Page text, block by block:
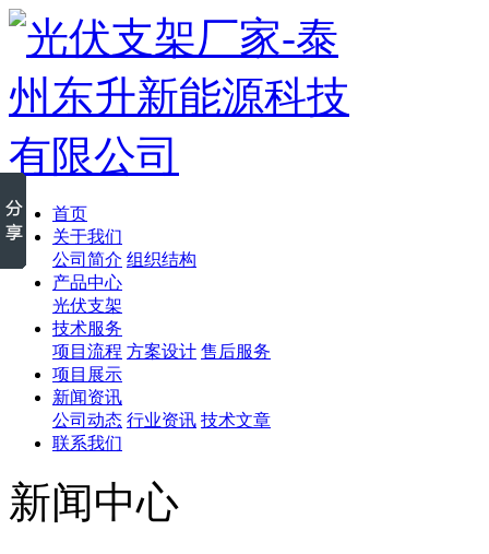
首页
关于我们
公司简介 组织结构
产品中心
光伏支架
技术服务
项目流程 方案设计 售后服务
项目展示
新闻资讯
公司动态 行业资讯 技术文章
联系我们
新闻中心